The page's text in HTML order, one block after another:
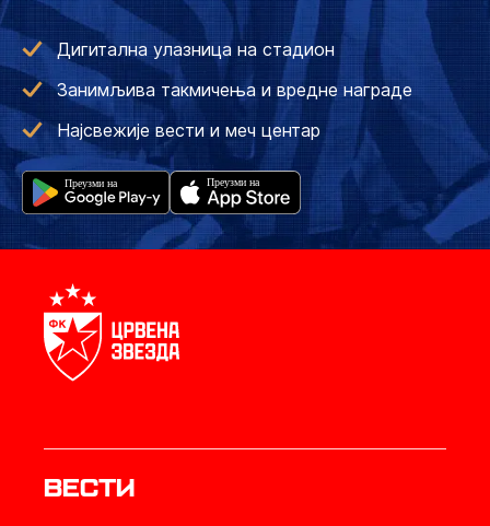
Дигитална улазница на стадион
Занимљива такмичења и вредне награде
Најсвежије вести и меч центар
Вести